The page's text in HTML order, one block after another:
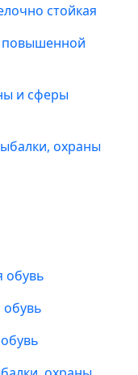
стойкая
повышенной
и сферы
охраны
обувь
обувь